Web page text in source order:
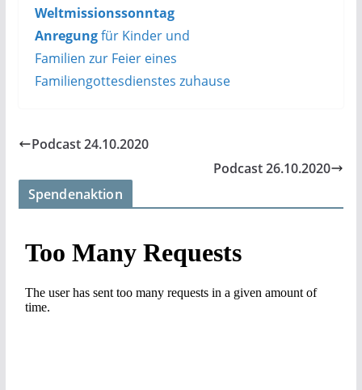
Weltmissionssonntag
Anregungfür Kinder und
Familien zur Feier eines
Familiengottesdienstes zuhause
Podcast 24.10.2020
Podcast 26.10.2020
Spendenaktion